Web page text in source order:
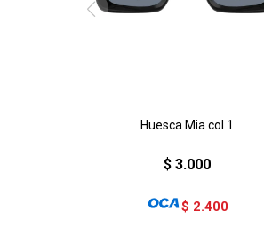
Huesca Mia col 1
$ 3.000
$ 2.400